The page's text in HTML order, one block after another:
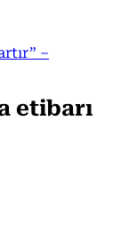
–
etibarı